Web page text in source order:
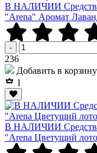
В НАЛИЧИИ
"Arena" Аромат
-
236Р
Добавить в корзину
1
В НАЛИЧИИ
"Arena Цветущий